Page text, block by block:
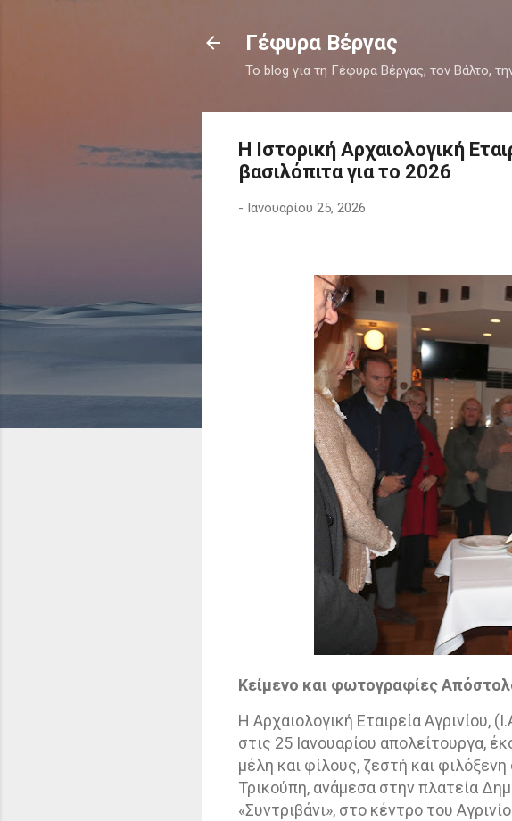
Γέφυρα Βέργας
Το blog για τη Γέφυρα Βέργας, τον Βάλτο,
Η Ιστορική Αρχαιολογική
βασιλόπιτα για το 2026
- Ιανουαρίου 25, 2026
Κείμενο και φωτογραφίες
Η Αρχαιολογική Εταιρεία Αγρινίου,
στις 25 Ιανουαρίου απολείτουργα,
μέλη και φίλους, ζεστή και
Τρικούπη, ανάμεσα στην πλατεία
«Συντριβάνι», στο κέντρο του